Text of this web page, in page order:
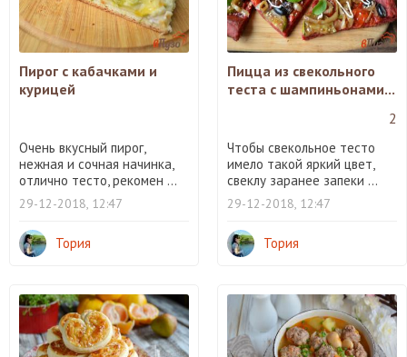
Пирог с кабачками и
курицей
Очень вкусный пирог,
нежная и сочная начинка,
отлично тесто, рекомен ...
29-12-2018, 12:47
Тория
Пицца из свекольного
теста с шампиньонами...
2
Чтобы свекольное тесто
имело такой яркий цвет,
свеклу заранее запеки ...
29-12-2018, 12:47
Тория